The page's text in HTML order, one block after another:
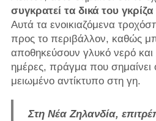
συγκρατεί τα δικά του
Αυτά τα ενοικιαζόμενα
προς το περιβάλλον, καθώς
αποθηκεύσουν γλυκό νερό και
ημέρες, πράγμα που σημαίνει
μειωμένο αντίκτυπο στη γη.
Στη Νέα Ζηλανδία,